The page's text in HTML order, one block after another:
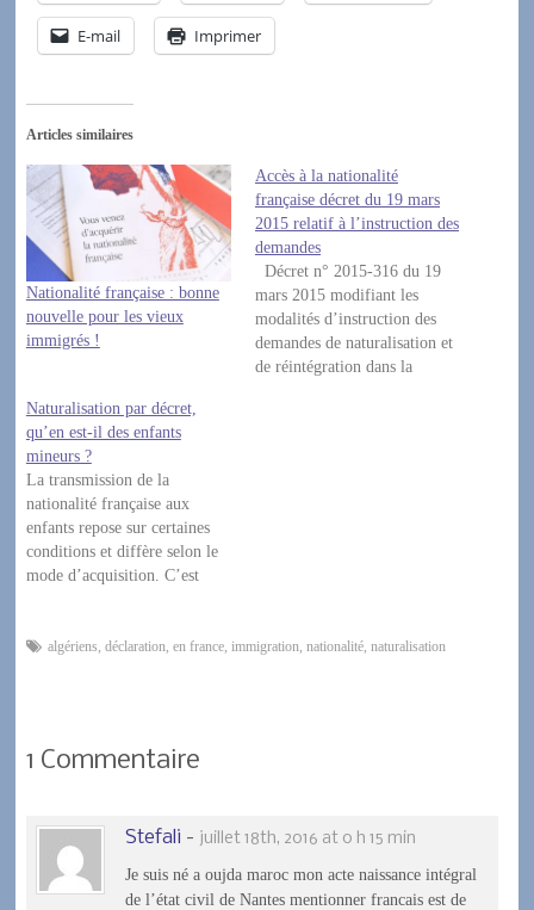
E-mail Imprimer
Articles similaires
Nationalité française : bonne
nouvelle pour les vieux
immigrés !
Accès à la nationalité
française décret du 19 mars
2015 relatif à l’instruction des
demandes
Décret n° 2015-316 du 19
mars 2015 modifiant les
modalités d’instruction des
demandes de naturalisation et
de réintégration dans la
Naturalisation par décret,
qu’en est-il des enfants
mineurs ?
La transmission de la
nationalité française aux
enfants repose sur certaines
conditions et diffère selon le
mode d’acquisition. C’est
France ou à l’étranger),
automatique…
algériens déclaration en france, immigration nationalité, naturalisation
1 Commentaire
Stefali - juillet 18th, 2016 at 0 h 15 min
Je suis né a oujda maroc mon acte naissance intégral
de l’état civil de Nantes mentionner francais est de